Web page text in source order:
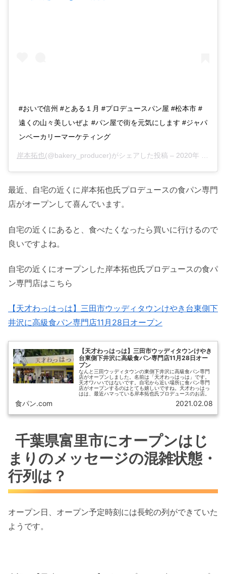
#おいで信州 #とある１月 #プロデュースパン屋 #松本市 #
遠くの山々美しいぜよ #パン屋で街を元気にします #ジャパ
ンベーカリーマーケティング
岸本拓也 (@bakery_producer)がシェアした投稿 – 2020年 3月月8日午後10時23分PDT
最近、自宅の近くに岸本拓也氏プロデュースの食パン専門
店がオープンして喜んでいます。
自宅の近くにあると、食べたくなったら買いに行けるので
良いですよね。
自宅の近くにオープンした岸本拓也氏プロデュースの食パ
ン専門店はこちら
【天才わっはっは】三田市ウッディタウンけやき台東側下
井沢に高級食パン専門店11月28日オープン
【天才わっはっは】三田市ウッディタウンけやき
台東側下井沢に高級食パン専門店11月28日オー
プン
なんと三田ウッディタウンの東側下井沢に高級食パン専門
店がオープンしました。名前は「天才わっはっは」です。
天才ワハハではないです。自宅から近い場所に食パン専門
店がオープンするのはとても嬉しいですね。天才わっはっ
はは、最近ハマっている岸本拓也氏プロデュースのお店。
食パン.com 2021.02.08
千葉県富里市にオープンはじ
まりのメッセージの混雑状態・
行列は？
オープン日、オープン予定時刻には長蛇の列ができていた
ようです。